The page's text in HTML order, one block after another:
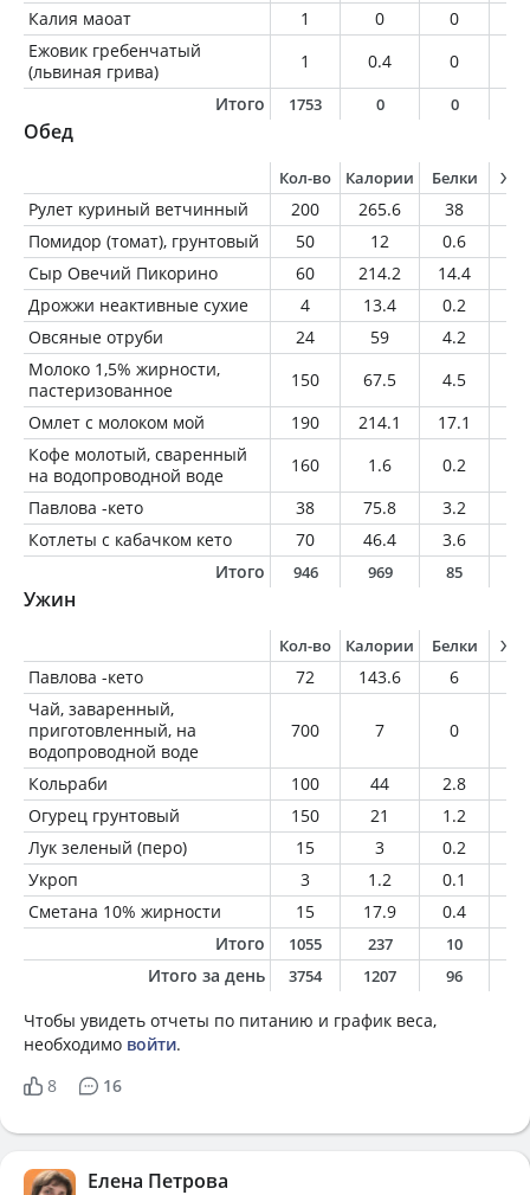
Калия маоат
1 0 0
Ежовик гребенчатый
(львиная грива)
1 0.4 0
Итого
1753 0 0
Обед
Кол-во Калории Белки
Рулет куриный ветчинный 200 265.6 38
Помидор (томат), грунтовый
50 12 0.6
Сыр Овечий Пикорино
60 214.2 14.4
Дрожжи неактивные сухие
4 13.4 0.2
Овсяные отруби
24 59 4.2
Молоко 1,5% жирности,
пастеризованное
150 67.5 4.5
Омлет с молоком мой
190 214.1 17.1
Кофе молотый, сваренный
на водопроводной воде
160 1.6 0.2
Павлова -кето
38 75.8 3.2
Котлеты с кабачком кето
70 46.4 3.6
Итого
946 969 85
Ужин
Кол-во Калории Белки
Павлова -кето 72 143.6 6
Чай, заваренный,
приготовленный, на
водопроводной воде
700 7 0
Кольраби 100 44 2.8
Огурец грунтовый
150 21 1.2
Лук зеленый (перо)
15 3 0.2
Укроп
3 1.2 0.1
Сметана 10% жирности
15 17.9 0.4
Итого
1055 237 10
Итого за день 3754 1207 96
Чтобы увидеть отчеты по питанию и график веса,
необходимо войти.
8
16
Елена Петрова